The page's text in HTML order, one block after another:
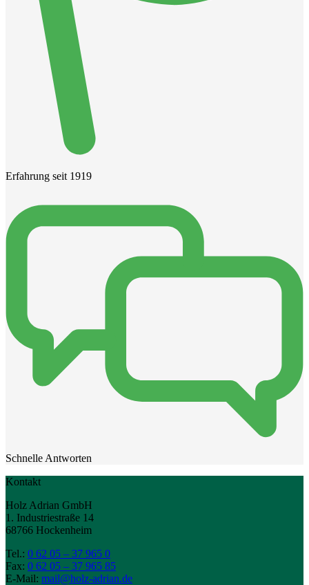
Erfahrung seit 1919
Schnelle Antworten
Kontakt
Holz Adrian GmbH
1. Industriestraße 14
68766 Hockenheim
Tel.: 0 62 05 – 37 965 0
Fax: 0 62 05 – 37 965 85
E-Mail: mail@holz-adrian.de